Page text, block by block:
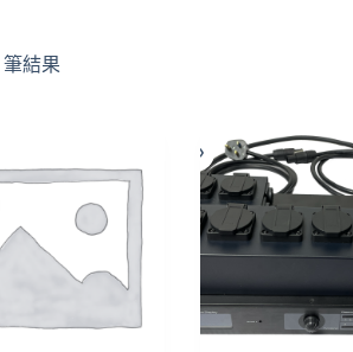
結果